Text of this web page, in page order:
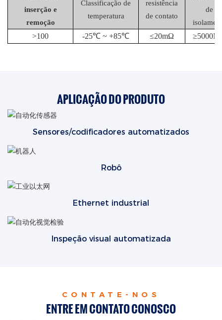
inserção e
remoção
Classificação de
temperatura
resistência
de contato
de
>100 -25℃ ~ +85℃ ≤20mΩ
APLICAÇÃO DO PRODUTO
Sensores/codificadores automatizados
Robô
Ethernet industrial
Inspeção visual automatizada
CONTATE-NOS
ENTRE EM CONTATO CONOSCO